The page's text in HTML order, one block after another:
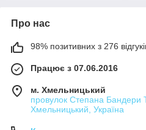
Про нас
98% позитивних з 276
Працює з 07.06.2016
м. Хмельницький
провулок Степана
Хмельницький, Україна